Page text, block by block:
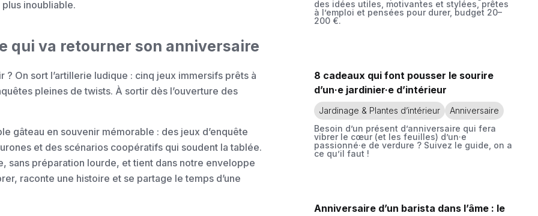
inoubliable.
qui va retourner son anniversaire
On sort l’artillerie ludique : cinq jeux immersifs prêts à
pleines de twists. À sortir dès l’ouverture des
gâteau en souvenir mémorable : des jeux d’enquête
et des scénarios coopératifs qui soudent la tablée.
sans préparation lourde, et tient dans notre enveloppe
raconte une histoire et se partage le temps d’une
des idées utiles, motivantes et stylées, prêtes
à l’emploi et pensées pour durer, budget 20–
200 €.
8 cadeaux qui font pousser le sourire
d’un·e jardinier·e d’intérieur
Jardinage & Plantes d’intérieur
Anniversaire
Besoin d’un présent d’anniversaire qui fera
vibrer le cœur (et les feuilles) d’un·e
passionné·e de verdure ? Suivez le guide, on a
ce qu’il faut !
Anniversaire d’un barista dans l’âme : le